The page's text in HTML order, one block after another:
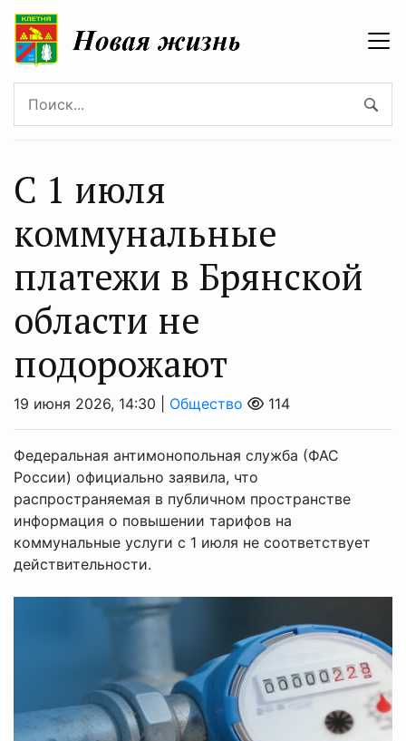
С 1 июля
коммунальные
платежи в Брянской
области не
подорожают
19 июня 2026, 14:30 | Общество 114
Федеральная антимонопольная служба (ФАС
России) официально заявила, что
распространяемая в публичном пространстве
информация о повышении тарифов на
коммунальные услуги с 1 июля не соответствует
действительности.